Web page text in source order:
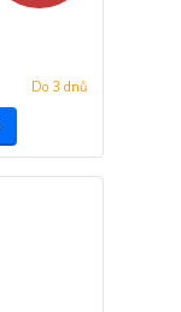
Do 3 dnů